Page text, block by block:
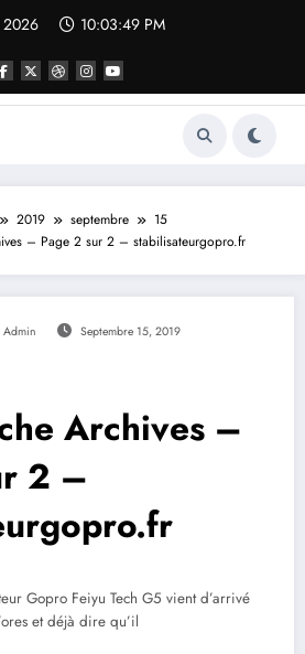
2026 10:03:49 PM
2019 septembre
15
– Page 2 sur 2 – stabilisateurgopro.fr
Admin Septembre 15, 2019
Archives –
2 –
Gopro Feiyu Tech G5 vient d’arrivé
et déjà dire qu’il